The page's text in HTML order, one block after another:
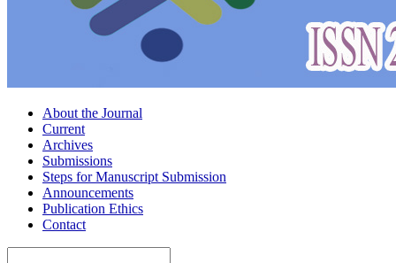
About the Journal
Current
Archives
Submissions
Steps for Manuscript Submission
Announcements
Publication Ethics
Contact